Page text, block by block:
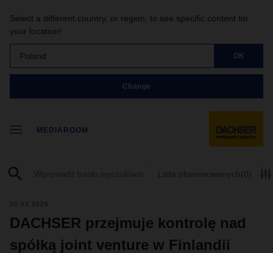
Select a different country, or region, to see specific content for
your location!
Poland OK
Change
MEDIAROOM
Lista obserwowanych (0)
20.02.2025
DACHSER przejmuje kontrolę nad
spółką joint venture w Finlandii